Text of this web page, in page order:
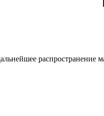
распространение